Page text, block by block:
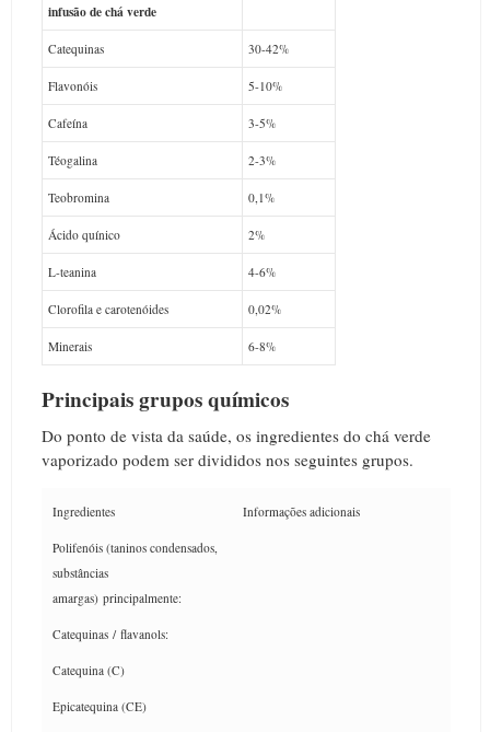
infusão de chá verde
Catequinas 30-42%
Flavonóis 5-10%
Cafeína 3-5%
Téogalina 2-3%
Teobromina 0,1%
Ácido quínico 2%
L-teanina 4-6%
Clorofila e carotenóides 0,02%
Minerais 6-8%
Principais grupos químicos
Do ponto de vista da saúde, os ingredientes do chá verde
vaporizado podem ser divididos nos seguintes grupos.
Ingredientes Informações adicionais
Polifenóis (taninos condensados,
substâncias
amargas) principalmente:
Catequinas / flavanols:
Catequina (C)
Epicatequina (CE)